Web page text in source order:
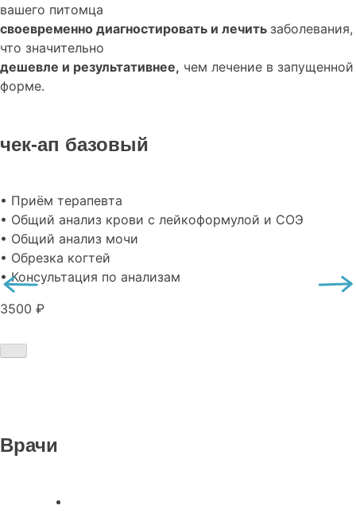
вашего питомца
своевременно диагностировать и лечить заболевания,
что значительно
дешевле и результативнее, чем лечение в запущенной
форме.
чек-ап базовый
• Приём терапевта
• Общий анализ крови с лейкоформулой и СОЭ
• Общий анализ мочи
• Обрезка когтей
• Консультация по анализам
3500 ₽
Врачи